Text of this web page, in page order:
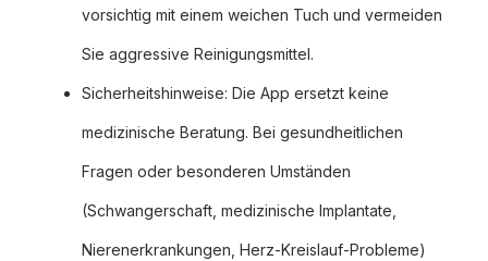
vorsichtig mit einem weichen Tuch und vermeiden
Sie aggressive Reinigungsmittel.
Sicherheitshinweise: Die App ersetzt keine
medizinische Beratung. Bei gesundheitlichen
Fragen oder besonderen Umständen
(Schwangerschaft, medizinische Implantate,
Nierenerkrankungen, Herz-Kreislauf-Probleme)